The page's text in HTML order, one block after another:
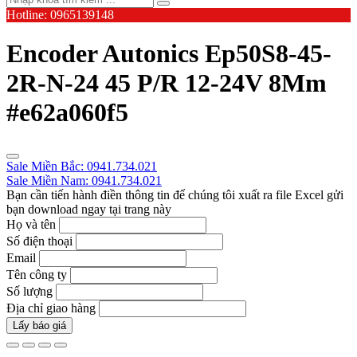
Hotline: 0965139148
Encoder Autonics Ep50S8-45-
2R-N-24 45 P/R 12-24V 8Mm
#e62a060f5
Sale Miền Bắc: 0941.734.021
Sale Miền Nam: 0941.734.021
Bạn cần tiến hành điền thông tin để chúng tôi xuất ra file Excel gửi
bạn download ngay tại trang này
Họ và tên
Số điện thoại
Email
Tên công ty
Số lượng
Địa chỉ giao hàng